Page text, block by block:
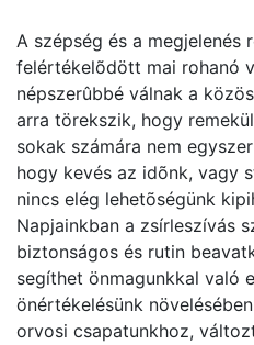
A szépség és a megjelenés
felértékelõdött mai rohanó
népszerûbbé válnak a
arra törekszik, hogy
sokak számára nem
hogy kevés az idõnk, vagy
nincs elég lehetõségünk
Napjainkban a zsírleszívás
biztonságos és rutin
segíthet önmagunkkal való
önértékelésünk
orvosi csapatunkhoz,